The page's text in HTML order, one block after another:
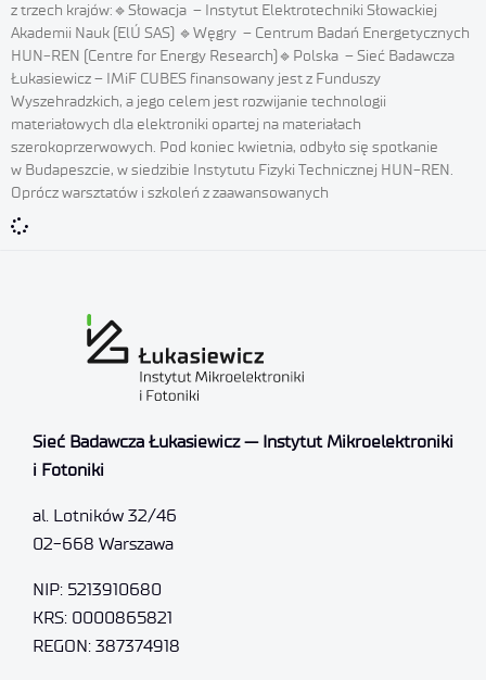
z trzech krajów:🔹Słowacja – Instytut Elektrotechniki Słowackiej
Akademii Nauk (ElÚ SAS) 🔹Węgry – Centrum Badań Energetycznych
HUN‑REN (Centre for Energy Research)🔹Polska – Sieć Badawcza
Łukasiewicz – IMiF CUBES finansowany jest z Funduszy
Wyszehradzkich, a jego celem jest rozwijanie technologii
materiałowych dla elektroniki opartej na materiałach
szerokoprzerwowych. Pod koniec kwietnia, odbyło się spotkanie
w Budapeszcie, w siedzibie Instytutu Fizyki Technicznej HUN-REN.
Oprócz warsztatów i szkoleń z zaawansowanych
Sieć Badawcza Łukasiewicz — Instytut Mikroelektroniki
i Fotoniki
al. Lotników 32/46
02-668 Warszawa
NIP: 5213910680
KRS: 0000865821
REGON: 387374918